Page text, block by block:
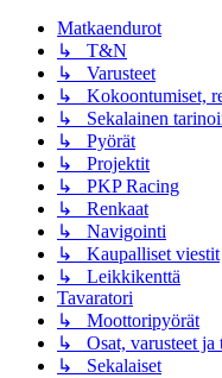
Matkaendurot
↳ T&N
↳ Varusteet
↳ Kokoontumiset,
↳ Sekalainen
↳ Pyörät
↳ Projektit
↳ PKP Racing
↳ Renkaat
↳ Navigointi
↳ Kaupalliset viestit
↳ Leikkikenttä
Tavaratori
↳ Moottoripyörät
↳ Osat, varusteet ja
↳ Sekalaiset